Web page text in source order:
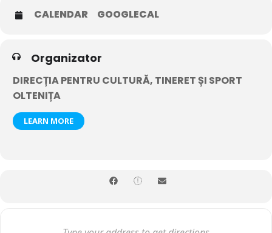
CALENDAR GOOGLECAL
Organizator
DIRECȚIA PENTRU CULTURĂ, TINERET ȘI SPORT
OLTENIȚA
LEARN MORE